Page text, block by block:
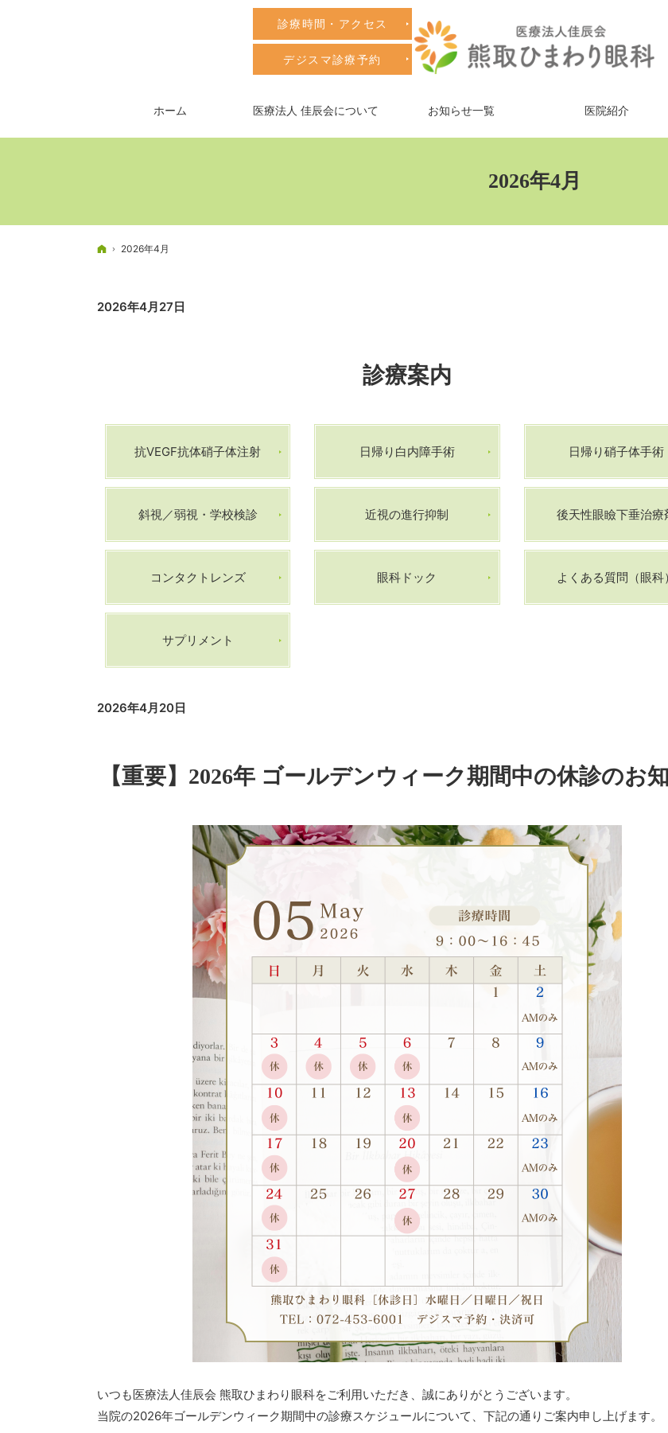
2026年4月
ホーム
2026年4月
2026年4月27日
診療案内
抗VEGF抗体硝子体注射 日帰り白内障手術 日帰り硝子体手術
斜視／弱視・学校検診 近視の進行抑制 後天性眼瞼下垂治療
コンタクトレンズ 眼科ドック よくある質問（眼科）
サプリメント
2026年4月20日
【重要】2026年 ゴールデンウィーク期間中の休診のお
いつも医療法人佳辰会 熊取ひまわり眼科をご利用いただき、誠にありがとうございます。
当院の2026年ゴールデンウィーク期間中の診療スケジュールについて、下記の通りご案内申し上げます。
診療時間・アクセス
デジスマ診療予約
ホーム 医療法人 佳辰会について お知らせ一覧 医院紹介